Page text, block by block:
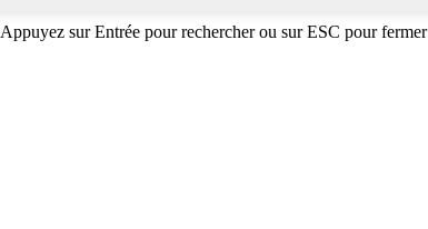
Appuyez sur Entrée pour rechercher ou sur ESC pour fermer